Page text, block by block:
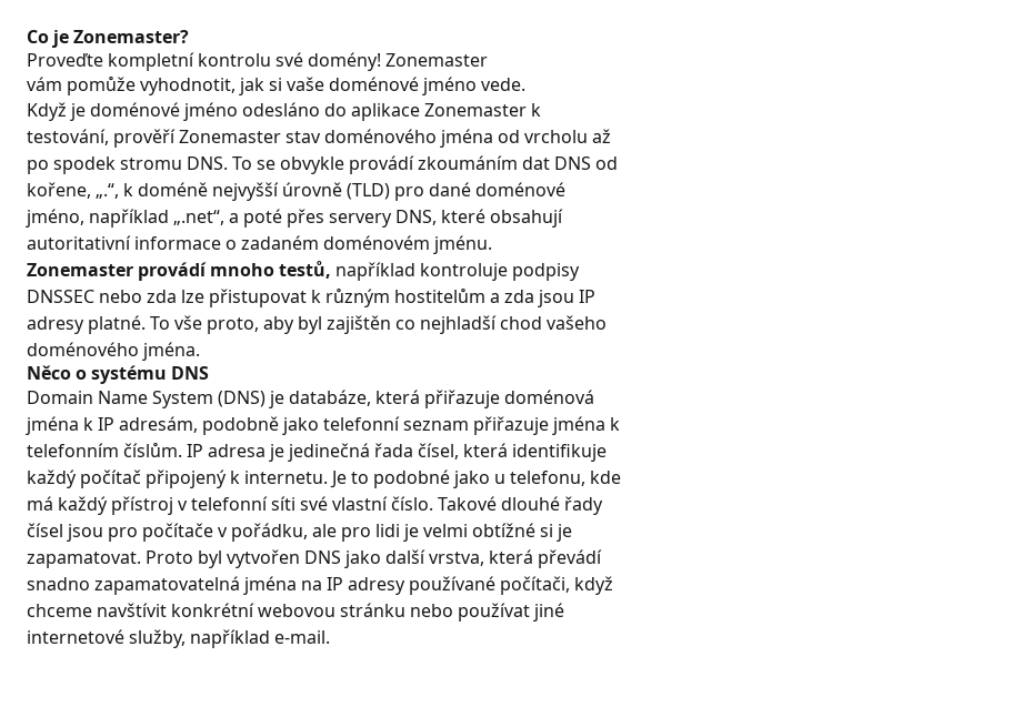
Co je Zonemaster?
Proveďte kompletní kontrolu své domény! Zonemaster
vám pomůže vyhodnotit, jak si vaše doménové jméno vede.
Když je doménové jméno odesláno do aplikace Zonemaster k
testování, prověří Zonemaster stav doménového jména od vrcholu až
po spodek stromu DNS. To se obvykle provádí zkoumáním dat DNS od
kořene, „.“, k doméně nejvyšší úrovně (TLD) pro dané doménové
jméno, například „.net“, a poté přes servery DNS, které obsahují
autoritativní informace o zadaném doménovém jménu.
Zonemaster provádí mnoho testů, například kontroluje podpisy
DNSSEC nebo zda lze přistupovat k různým hostitelům a zda jsou IP
adresy platné. To vše proto, aby byl zajištěn co nejhladší chod vašeho
doménového jména.
Něco o systému DNS
Domain Name System (DNS) je databáze, která přiřazuje doménová
jména k IP adresám, podobně jako telefonní seznam přiřazuje jména k
telefonním číslům. IP adresa je jedinečná řada čísel, která identifikuje
každý počítač připojený k internetu. Je to podobné jako u telefonu, kde
má každý přístroj v telefonní síti své vlastní číslo. Takové dlouhé řady
čísel jsou pro počítače v pořádku, ale pro lidi je velmi obtížné si je
zapamatovat. Proto byl vytvořen DNS jako další vrstva, která převádí
snadno zapamatovatelná jména na IP adresy používané počítači, když
chceme navštívit konkrétní webovou stránku nebo používat jiné
internetové služby, například e-mail.